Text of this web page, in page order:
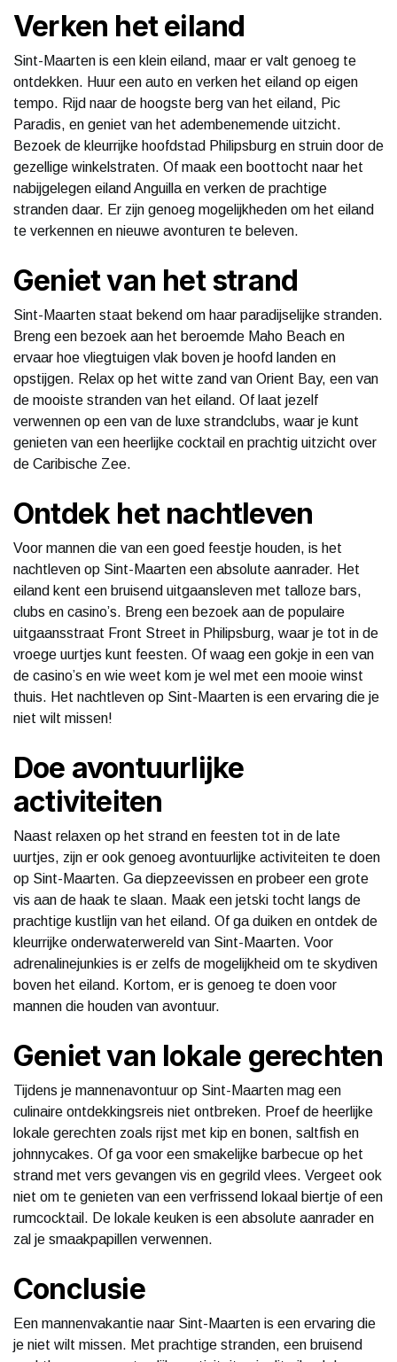
Verken het eiland
Sint-Maarten is een klein eiland, maar er valt genoeg te
ontdekken. Huur een auto en verken het eiland op eigen
tempo. Rijd naar de hoogste berg van het eiland, Pic
Paradis, en geniet van het adembenemende uitzicht.
Bezoek de kleurrijke hoofdstad Philipsburg en struin door de
gezellige winkelstraten. Of maak een boottocht naar het
nabijgelegen eiland Anguilla en verken de prachtige
stranden daar. Er zijn genoeg mogelijkheden om het eiland
te verkennen en nieuwe avonturen te beleven.
Geniet van het strand
Sint-Maarten staat bekend om haar paradijselijke stranden.
Breng een bezoek aan het beroemde Maho Beach en
ervaar hoe vliegtuigen vlak boven je hoofd landen en
opstijgen. Relax op het witte zand van Orient Bay, een van
de mooiste stranden van het eiland. Of laat jezelf
verwennen op een van de luxe strandclubs, waar je kunt
genieten van een heerlijke cocktail en prachtig uitzicht over
de Caribische Zee.
Ontdek het nachtleven
Voor mannen die van een goed feestje houden, is het
nachtleven op Sint-Maarten een absolute aanrader. Het
eiland kent een bruisend uitgaansleven met talloze bars,
clubs en casino’s. Breng een bezoek aan de populaire
uitgaansstraat Front Street in Philipsburg, waar je tot in de
vroege uurtjes kunt feesten. Of waag een gokje in een van
de casino’s en wie weet kom je wel met een mooie winst
thuis. Het nachtleven op Sint-Maarten is een ervaring die je
niet wilt missen!
Doe avontuurlijke
activiteiten
Naast relaxen op het strand en feesten tot in de late
uurtjes, zijn er ook genoeg avontuurlijke activiteiten te doen
op Sint-Maarten. Ga diepzeevissen en probeer een grote
vis aan de haak te slaan. Maak een jetski tocht langs de
prachtige kustlijn van het eiland. Of ga duiken en ontdek de
kleurrijke onderwaterwereld van Sint-Maarten. Voor
adrenalinejunkies is er zelfs de mogelijkheid om te skydiven
boven het eiland. Kortom, er is genoeg te doen voor
mannen die houden van avontuur.
Geniet van lokale gerechten
Tijdens je mannenavontuur op Sint-Maarten mag een
culinaire ontdekkingsreis niet ontbreken. Proef de heerlijke
lokale gerechten zoals rijst met kip en bonen, saltfish en
johnnycakes. Of ga voor een smakelijke barbecue op het
strand met vers gevangen vis en gegrild vlees. Vergeet ook
niet om te genieten van een verfrissend lokaal biertje of een
rumcocktail. De lokale keuken is een absolute aanrader en
zal je smaakpapillen verwennen.
Conclusie
Een mannenvakantie naar Sint-Maarten is een ervaring die
je niet wilt missen. Met prachtige stranden, een bruisend